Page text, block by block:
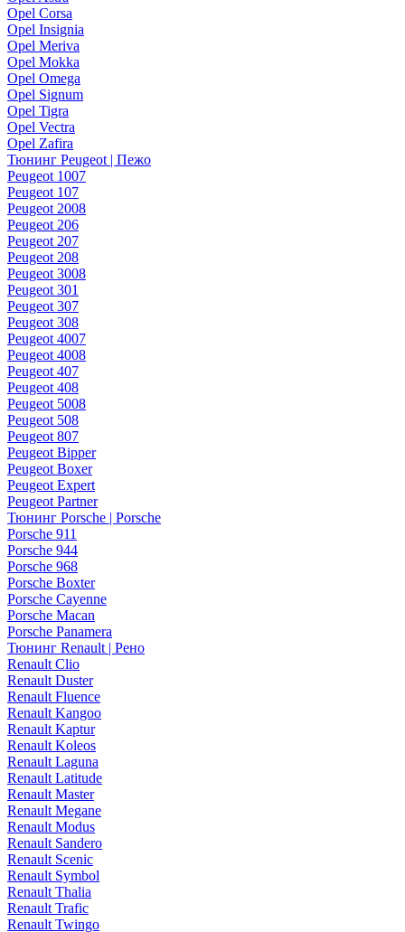
Opel Corsa
Opel Insignia
Opel Meriva
Opel Mokka
Opel Omega
Opel Signum
Opel Tigra
Opel Vectra
Opel Zafira
Тюнинг Peugeot | Пежо
Peugeot 1007
Peugeot 107
Peugeot 2008
Peugeot 206
Peugeot 207
Peugeot 208
Peugeot 3008
Peugeot 301
Peugeot 307
Peugeot 308
Peugeot 4007
Peugeot 4008
Peugeot 407
Peugeot 408
Peugeot 5008
Peugeot 508
Peugeot 807
Peugeot Bipper
Peugeot Boxer
Peugeot Expert
Peugeot Partner
Тюнинг Porsche | Porsche
Porsche 911
Porsche 944
Porsche 968
Porsche Boxter
Porsche Cayenne
Porsche Macan
Porsche Panamera
Тюнинг Renault | Рено
Renault Clio
Renault Duster
Renault Fluence
Renault Kangoo
Renault Kaptur
Renault Koleos
Renault Laguna
Renault Latitude
Renault Master
Renault Megane
Renault Modus
Renault Sandero
Renault Scenic
Renault Symbol
Renault Thalia
Renault Trafic
Renault Twingo